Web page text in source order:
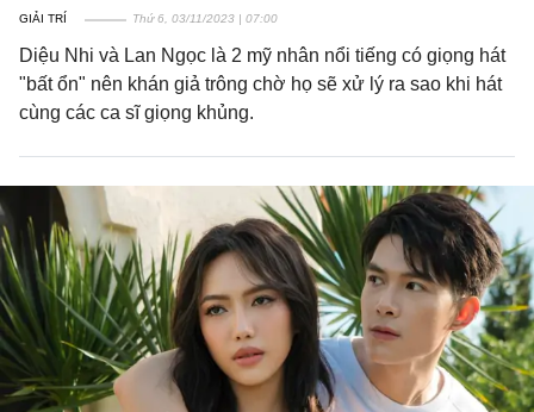
GIẢI TRÍ Thứ 6, 03/11/2023 | 07:00
Diệu Nhi và Lan Ngọc là 2 mỹ nhân nổi tiếng có giọng hát
"bất ổn" nên khán giả trông chờ họ sẽ xử lý ra sao khi hát
cùng các ca sĩ giọng khủng.